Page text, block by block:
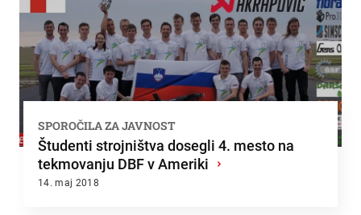
SPOROČILA ZA JAVNOST
Študenti strojništva dosegli 4. mesto na
tekmovanju DBF v Ameriki ›
14. maj 2018